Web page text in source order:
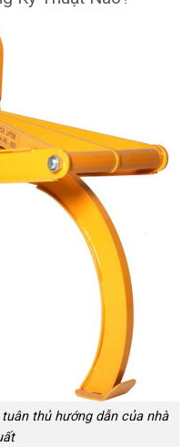
thủ hướng dẫn của nhà